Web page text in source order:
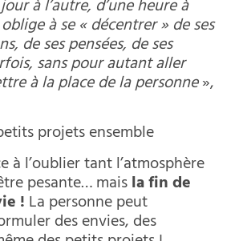
à l’autre, d’une heure à
à se « décentrer » de ses
de ses pensées, de ses
sans pour autant aller
à la place de la personne»,
projets ensemble
à l’oublier tant l’atmosphère
pesante… maisla fin de
!La personne peut
des envies, des